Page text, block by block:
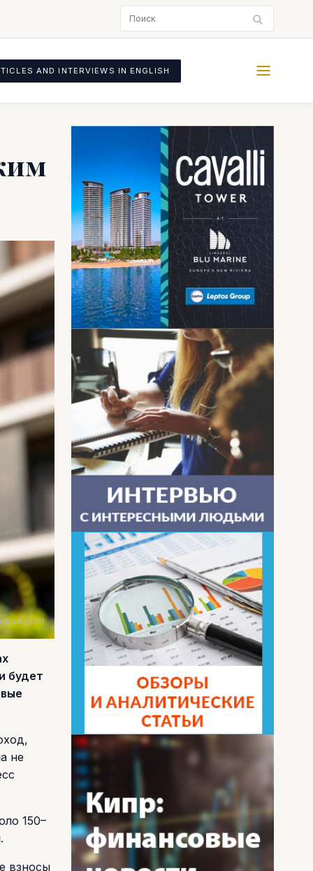
AND INTERVIEWS IN ENGLISH
будет
не
150–
взносы